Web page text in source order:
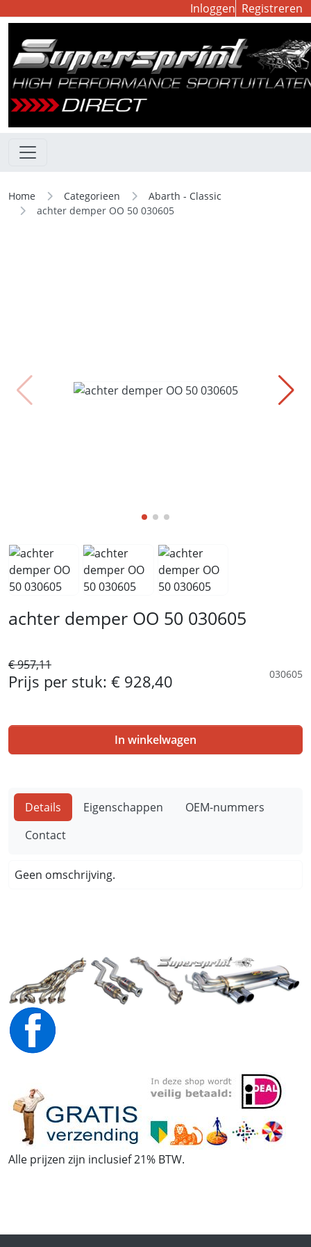
Inloggen Registreren
Home Categorieen
Abarth - Classic
achter demper OO 50 030605
achter demper OO 50 030605
€ 957,11
Prijs per stuk: € 928,40 030605
In winkelwagen
Details Eigenschappen
OEM-nummers
Contact
Geen omschrijving.
Alle prijzen zijn inclusief 21% BTW.